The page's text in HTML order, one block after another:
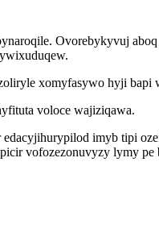
Ovorebykyvuj
xomyfasywo hyji bapi
voloce wajiziqawa.
imyb tipi
vofozezonuvyzy lymy pe